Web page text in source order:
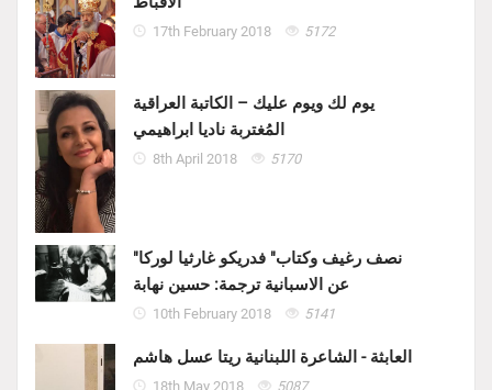
17th February 2018 5172
يوم لك ويوم عليك – الكاتبة العراقية
المُغتربة ناديا ابراهيمي
8th April 2018 5170
"نصف رغيف وكتاب" فدريكو غارثيا لوركا
عن الاسبانية ترجمة: حسين نهابة
10th February 2018 5141
العابثة - الشاعرة اللبنانية ريتا عسل هاشم
18th May 2018 5087